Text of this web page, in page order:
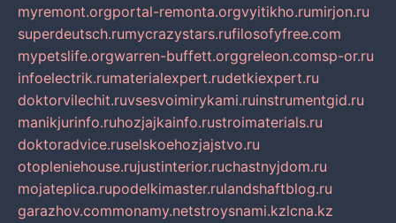
myremont.orgportal-remonta.orgvyitikho.rumirjon.ru
superdeutsch.rumycrazystars.rufilosofyfree.com
mypetslife.orgwarren-buffett.orggreleon.comsp-or.ru
infoelectrik.rumaterialexpert.rudetkiexpert.ru
doktorvilechit.ruvsesvoimirykami.ruinstrumentgid.ru
manikjurinfo.ruhozjajkainfo.rustroimaterials.ru
doktoradvice.ruselskoehozjajstvo.ru
otopleniehouse.rujustinterior.ruchastnyjdom.ru
mojateplica.rupodelkimaster.rulandshaftblog.ru
garazhov.commonamy.netstroysnami.kzlcna.kz